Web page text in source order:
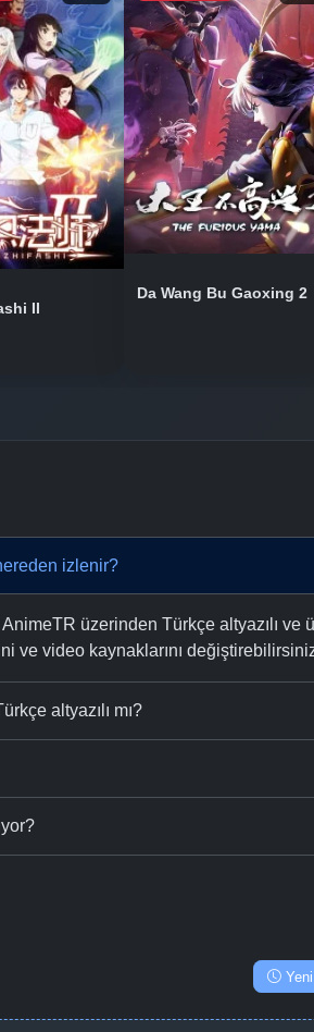
II
Da Wang Bu Gaoxing 2
izlenir?
üzerinden Türkçe altyazılı ve
ve video kaynaklarını
altyazılı mı?
Yeni